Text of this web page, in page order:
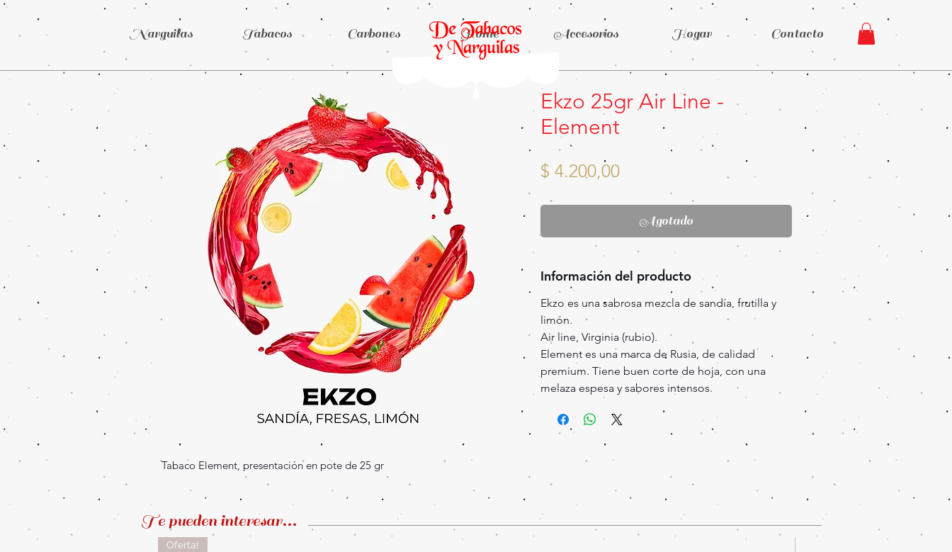
Narguilas Tabacos Carbones Home Accesorios Hogar Contacto
Tabaco Element, presentación en pote de 25 gr
Ekzo 25gr Air Line -
Element
$ 4.200,00Precio
Agotado
Información del producto
Ekzo es una sabrosa mezcla de sandía, frutilla y
limón.
Air line, Virginia (rubio).
Element es una marca de Rusia, de calidad
premium. Tiene buen corte de hoja, con una
melaza espesa y sabores intensos.
Oferta!
Te pueden interesar...